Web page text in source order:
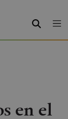
BUSCAR
en el